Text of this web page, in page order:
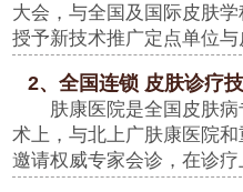
大会，与全国及国际皮肤
授予新技术推广定点单位与
2、全国连锁 皮肤诊疗
肤康医院是全国皮肤
术上，与北上广肤康医院
邀请权威专家会诊，在诊疗